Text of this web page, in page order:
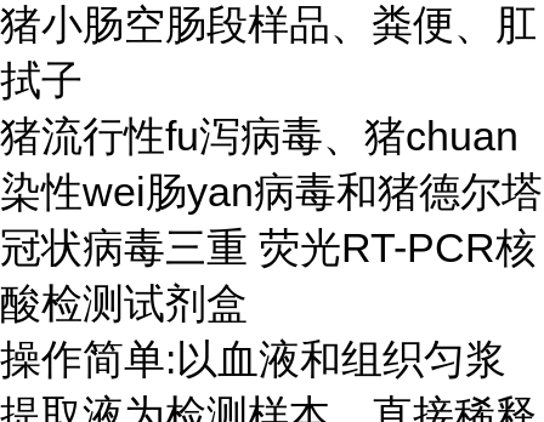
猪小肠空肠段样品、粪便、肛
拭子
猪流行性fu泻病毒、猪chuan
染性wei肠yan病毒和猪德尔塔
冠状病毒三重 荧光RT-PCR核
酸检测试剂盒
操作简单:以血液和组织匀浆